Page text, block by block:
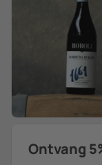
Ontvang